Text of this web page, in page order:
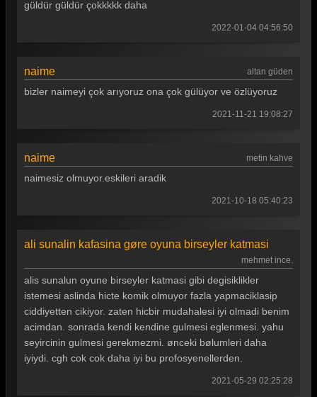
Güldür güldür 208. Bölüm
Güldür güldür 207. Bölüm
Güldür güldür 204. Bölüm
Güldür güldür 201. Bölüm
Güldür güldür 200. Bölüm
Güldür güldür 199. Bölüm
Güldür güldür 198. Bölüm
Güldür güldür 197. Bölüm
güldür güldür çokkkkk daha
2022-01-04 04:56:50
naime altan güden
bizler naimeyi çok arıyoruz ona çok gülüyor ve özlüyoruz
2021-11-21 19:08:27
naime metin kahve
naimesiz olmuyor.eskileri aradik
2021-10-18 05:40:23
ali sunalin kafasina gøre oyuna birseyler katmasi
mehmet ince.
alis sunalun oyune birseyler katmasi gibi degisiklikler
istemesi aslinda hicte komik olmuyor fazla yapmaciklasip
ciddiyetten cikiyor. zaten hicbir mudahalesi iyi olmadi benim
acimdan. sonrada kendi kendine gulmesi eglenmesi. yahu
seyircinin gulmesi gerekmezmi. ønceki bølumleri daha
iyiydi. cgh cok cok daha iyi bu profosyenellerden.
2021-05-29 02:25:28